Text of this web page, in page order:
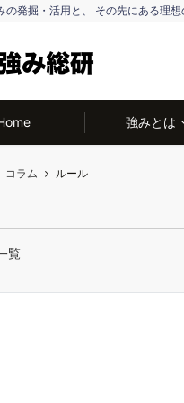
の発掘・活用と、 その先にある理
強みとは
コラム ルール
覧